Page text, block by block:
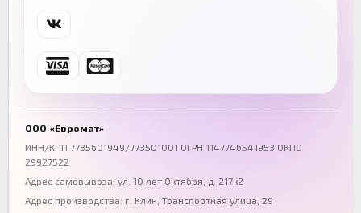
Ростов-на-Дону
+7 (863) 333-50-75
Волгоград
+7 (844) 261-36-12
Омск
ООО «Евромат»
ИНН/КПП 7735601949/773501001 ОГРН 1147746541953 ОКПО
29927522
Адрес самовывоза: ул. 10 лет Октября, д. 217к2
Адрес производства: г. Клин, Транспортная улица, 29